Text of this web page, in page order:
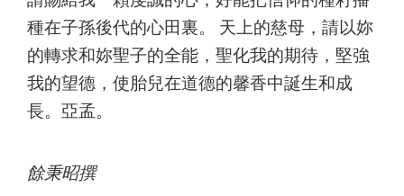
種在子孫後代的心田裏。 天上的慈母，請以妳
的轉求和妳聖子的全能，聖化我的期待，堅強
我的望德，使胎兒在道德的馨香中誕生和成
長。亞孟。
餘秉昭撰